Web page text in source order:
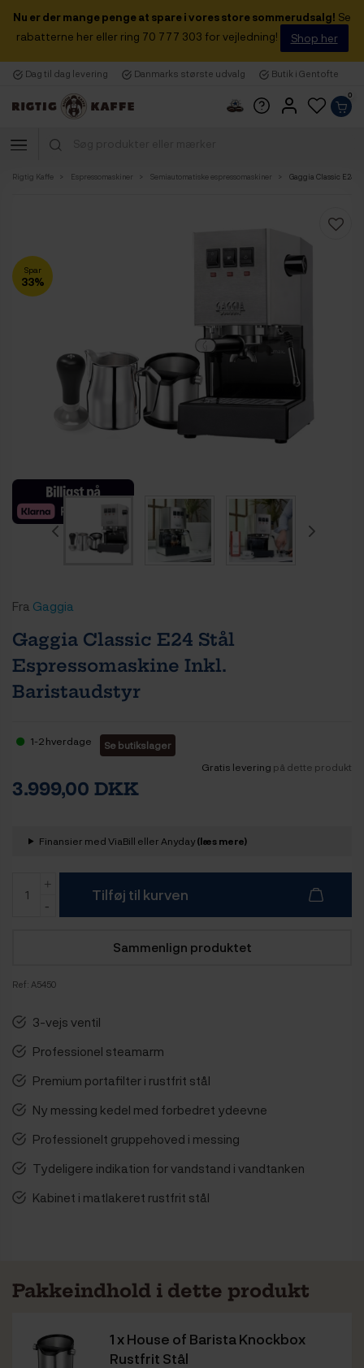
Nu er der mange penge at spare i vores store sommerudsalg! Se
rabatterne her eller ring 70 777 303 for vejledning!
Shop her
Dag til dag levering Danmarks største udvalg Butik i Gentofte
0
Rigtig Kaffe Espressomaskiner Semiautomatiske espressomaskiner Gaggia Classic E24
Spar
33%
Fra Gaggia
Gaggia Classic E24 Stål
Espressomaskine Inkl.
Baristaudstyr
1-2 hverdage
Se butikslager
Gratis levering på dette produkt
3.999,00 DKK
Finansier med ViaBill eller Anyday(læs mere)
Tilføj til kurven
Sammenlign produktet
Ref: A5450
3-vejs ventil
Professionel steamarm
Premium portafilter i rustfrit stål
Ny messing kedel med forbedret ydeevne
Professionelt gruppehoved i messing
Tydeligere indikation for vandstand i vandtanken
Kabinet i matlakeret rustfrit stål
Pakkeindhold i dette produkt
1 xHouse of Barista Knockbox
Rustfrit Stål